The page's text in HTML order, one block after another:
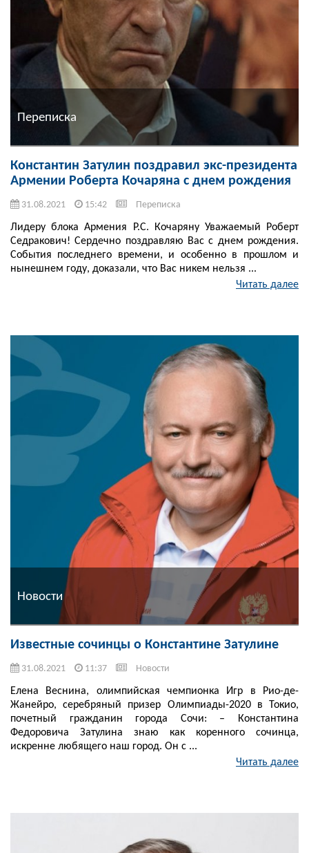
Переписка
Константин Затулин поздравил экс-президента
Армении Роберта Кочаряна с днем рождения
31.08.2021 15:42 Переписка
Лидеру блока Армения Р.С. Кочаряну Уважаемый Роберт
Седракович! Сердечно поздравляю Вас с днем рождения.
События последнего времени, и особенно в прошлом и
нынешнем году, доказали, что Вас никем нельзя ...
Читать далее
Новости
Известные сочинцы о Константине Затулине
31.08.2021 11:37 Новости
Елена Веснина, олимпийская чемпионка Игр в Рио-де-
Жанейро, серебряный призер Олимпиады-2020 в Токио,
почетный гражданин города Сочи: – Константина
Федоровича Затулина знаю как коренного сочинца,
искренне любящего наш город. Он с ...
Читать далее